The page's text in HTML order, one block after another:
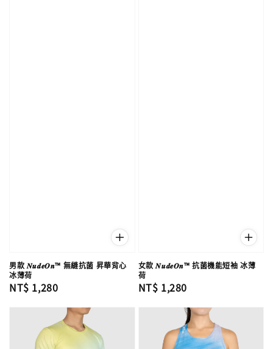
男款 𝑵𝒖𝒅𝒆𝑶𝒏™ 無縫抗菌 昇華背心
冰薄荷
Regular
NT$ 1,280
女款 𝑵𝒖𝒅𝒆𝑶𝒏™ 抗菌機能短袖 冰薄
荷
Regular
NT$ 1,280